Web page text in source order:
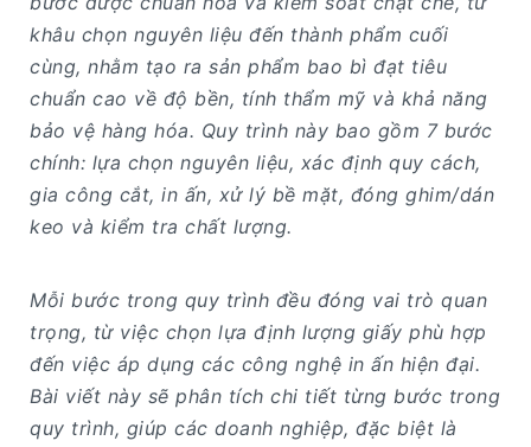
khâu chọn nguyên liệu đến thành phẩm cuối
cùng, nhằm tạo ra sản phẩm bao bì đạt tiêu
chuẩn cao về độ bền, tính thẩm mỹ và khả năng
bảo vệ hàng hóa. Quy trình này bao gồm 7 bước
chính: lựa chọn nguyên liệu, xác định quy cách,
gia công cắt, in ấn, xử lý bề mặt, đóng ghim/dán
keo và kiểm tra chất lượng.
Mỗi bước trong quy trình đều đóng vai trò quan
trọng, từ việc chọn lựa định lượng giấy phù hợp
đến việc áp dụng các công nghệ in ấn hiện đại.
Bài viết này sẽ phân tích chi tiết từng bước trong
quy trình, giúp các doanh nghiệp, đặc biệt là